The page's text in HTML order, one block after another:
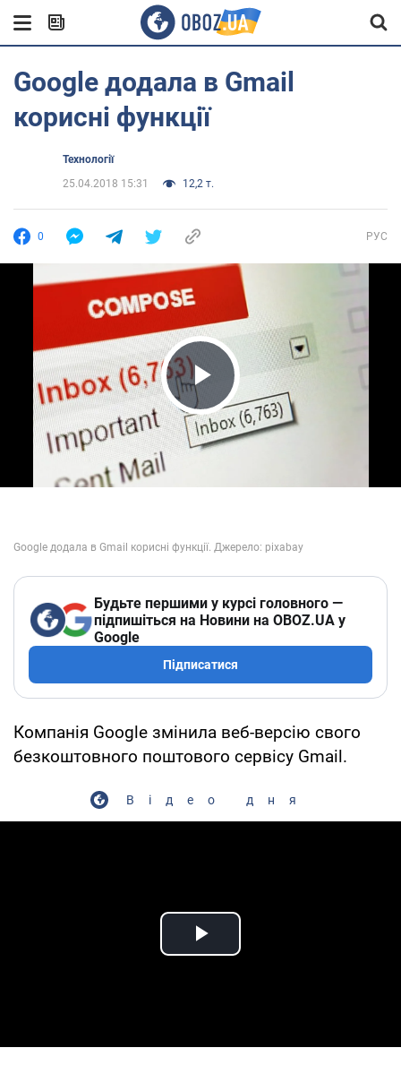
Google додала в Gmail
корисні функції
Технології
25.04.2018 15:31
12,2 т.
0 РУС
Play Video
Будьте першими у курсі головного —
підпишіться на Новини на OBOZ.UA у
Google
Підписатися
Компанія Google змінила веб-версію свого
безкоштовного поштового сервісу Gmail.
Відео дня
Play Video